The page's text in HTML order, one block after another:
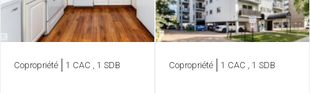
Copropriété 1 CAC , 1 SDB Copropriété 1 CAC , 1 SDB